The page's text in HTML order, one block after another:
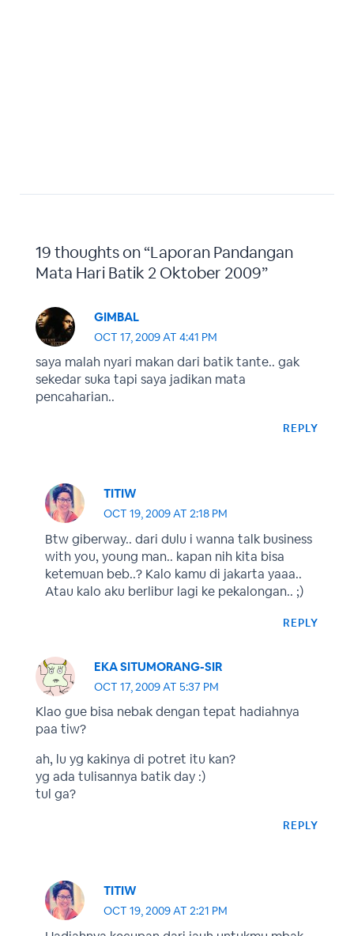
19 thoughts on “Laporan Pandangan
Mata Hari Batik 2 Oktober 2009”
GIMBAL
OCT 17, 2009 AT 4:41 PM
saya malah nyari makan dari batik tante.. gak
sekedar suka tapi saya jadikan mata
pencaharian..
REPLY
TITIW
OCT 19, 2009 AT 2:18 PM
Btw giberway.. dari dulu i wanna talk business
with you, young man.. kapan nih kita bisa
ketemuan beb..? Kalo kamu di jakarta yaaa..
Atau kalo aku berlibur lagi ke pekalongan.. ;)
REPLY
EKA SITUMORANG-SIR
OCT 17, 2009 AT 5:37 PM
Klao gue bisa nebak dengan tepat hadiahnya
paa tiw?
ah, lu yg kakinya di potret itu kan?
yg ada tulisannya batik day :)
tul ga?
REPLY
TITIW
OCT 19, 2009 AT 2:21 PM